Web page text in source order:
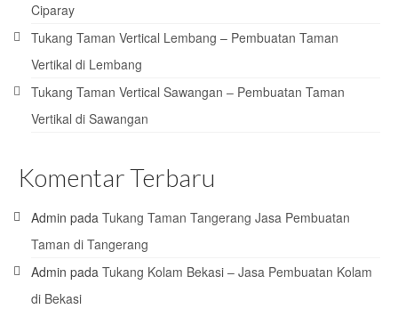
Ciparay
Tukang Taman Vertical Lembang – Pembuatan Taman
Vertikal di Lembang
Tukang Taman Vertical Sawangan – Pembuatan Taman
Vertikal di Sawangan
Komentar Terbaru
Admin pada Tukang Taman Tangerang Jasa Pembuatan
Taman di Tangerang
Admin pada Tukang Kolam Bekasi – Jasa Pembuatan Kolam
di Bekasi